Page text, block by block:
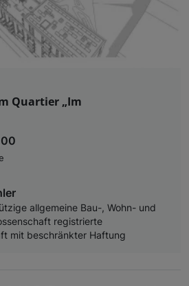
Quartier „Im
allgemeine Bau-, Wohn- und
registrierte
mit beschränkter Haftung